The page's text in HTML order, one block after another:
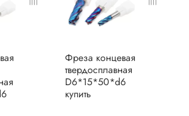
Фреза концевая
твердосплавная
D6*15*50*d6
купить